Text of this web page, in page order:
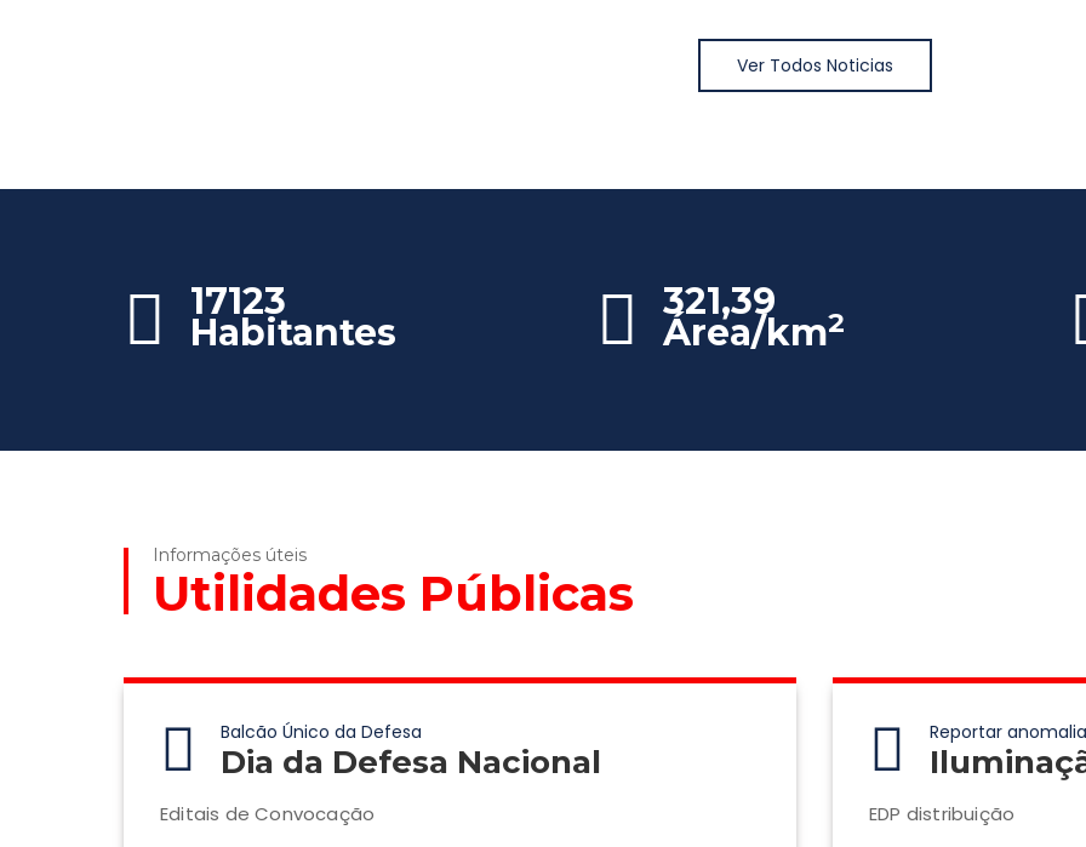
Ver Todos Noticias
17123
Habitantes
321,39
Área/km2
Informações úteis
Utilidades Públicas
Balcão Único da Defesa
Dia da Defesa Nacional
Editais de Convocação
Reportar
EDP distribuição